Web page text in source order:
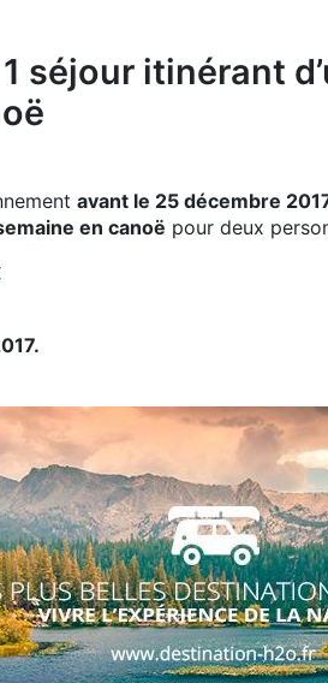
séjour itinérant
avant le 25 décembre
en canoë pour deux